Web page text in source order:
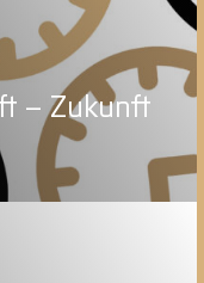
– Zukunft